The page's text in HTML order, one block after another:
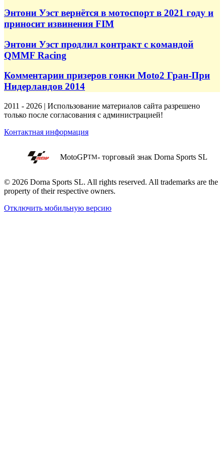
Энтони Уэст вернётся в мотоспорт в 2021 году и
приносит извинения FIM
Энтони Уэст продлил контракт с командой
QMMF Racing
Комментарии призеров гонки Moto2 Гран-При
Нидерландов 2014
2011 - 2026 | Использование материалов сайта разрешено
только после согласования с администрацией!
Контактная информация
MotoGPTM- торговый знак Dorna Sports SL
© 2026 Dorna Sports SL. All rights reserved. All trademarks are the
property of their respective owners.
Отключить мобильную версию